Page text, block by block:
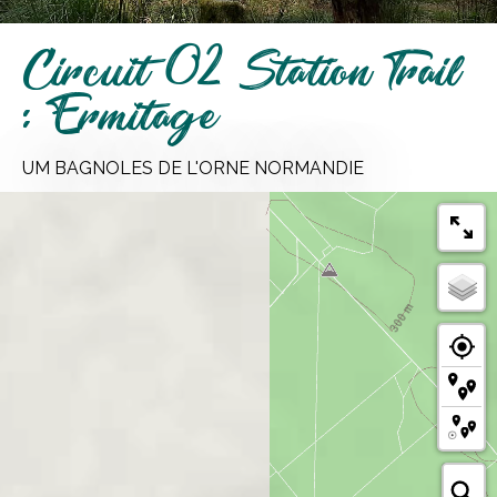
Circuit 02 Station Trail
: Ermitage
UM BAGNOLES DE L'ORNE NORMANDIE